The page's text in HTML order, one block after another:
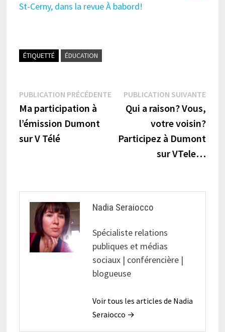
St-Cerny, dans la revue À babord!
ÉTIQUETTÉ ÉDUCATION
Navigation
de
l’article
PUBLICATION PRÉCÉDENTEPublication
précédente :
Ma participation à
l’émission Dumont
sur V Télé
PUBLICATION SUIVANTE
Qui a raison? Vous,
votre voisin?
Participez à Dumont
sur VTele…
Nadia Seraiocco
Spécialiste relations
publiques et médias
sociaux | conférencière |
blogueuse
Voir tous les articles de Nadia
Seraiocco →